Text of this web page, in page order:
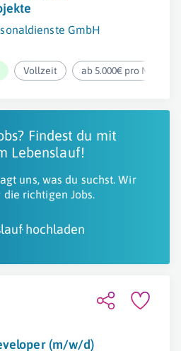
GmbH
Vollzeit ab 5.000€ pro Monat
Findest du mit
Lebenslauf!
uns, was du suchst. Wir
richtigen Jobs.
hochladen
(m/w/d)